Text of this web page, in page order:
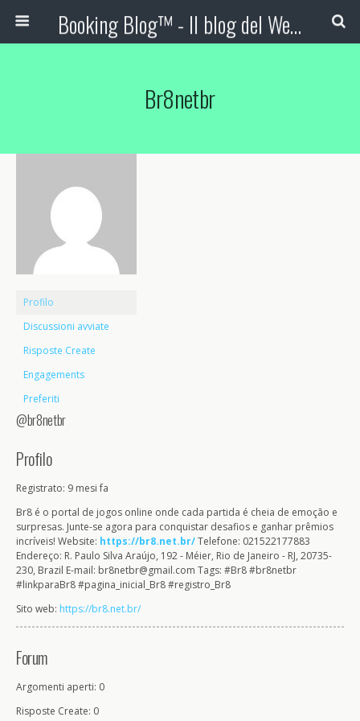
Booking Blog™ - Il blog del Web Marketing Turistico
Br8netbr
Profilo
Discussioni avviate
Risposte Create
Engagements
Preferiti
@br8netbr
Profilo
Registrato: 9 mesi fa
Br8 é o portal de jogos online onde cada partida é cheia de emoção e
surpresas. Junte-se agora para conquistar desafios e ganhar prêmios
incríveis! Website: https://br8.net.br/Telefone: 021522177883
Endereço: R. Paulo Silva Araújo, 192 - Méier, Rio de Janeiro - RJ, 20735-
230, Brazil E-mail: br8netbr@gmail.com Tags: #Br8 #br8netbr
#linkparaBr8 #pagina_inicial_Br8 #registro_Br8
Sito web: https://br8.net.br/
Forum
Argomenti aperti: 0
Risposte Create: 0